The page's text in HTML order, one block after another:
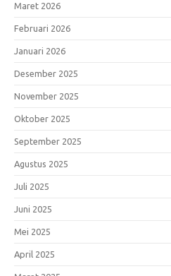
Maret 2026
Februari 2026
Januari 2026
Desember 2025
November 2025
Oktober 2025
September 2025
Agustus 2025
Juli 2025
Juni 2025
Mei 2025
April 2025